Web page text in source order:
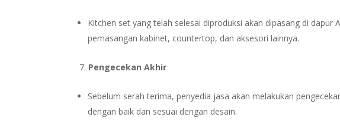
Kitchen set yang telah selesai diproduksi akan dipasang di
pemasangan kabinet, countertop, dan aksesori lainnya.
Pengecekan Akhir
Sebelum serah terima, penyedia jasa akan melakukan
dengan baik dan sesuai dengan desain.